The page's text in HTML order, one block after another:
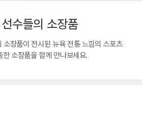
수들의 소장품
소장품이 전시된 뉴욕 전통 느낌의 스포츠
한 소장품을 함께 만나보세요.